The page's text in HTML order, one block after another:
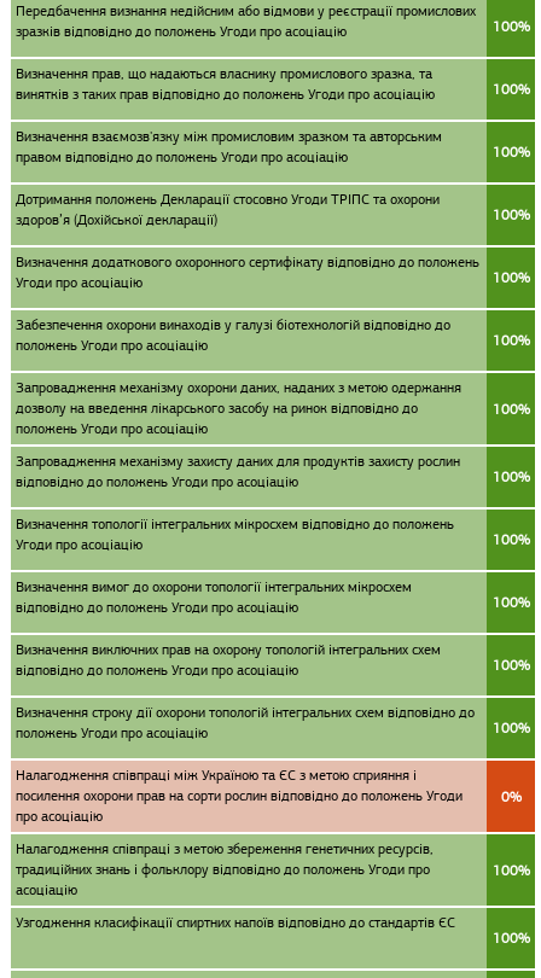
Передбачення визнання недійсним або відмови у реєстрації промислових
зразків відповідно до положень Угоди про асоціацію
100%
Визначення прав, що надаються власнику промислового зразка, та
винятків з таких прав відповідно до положень Угоди про асоціацію
100%
Визначення взаємозв'язку між промисловим зразком та авторським
правом відповідно до положень Угоди про асоціацію
100%
Дотримання положень Декларації стосовно Угоди ТРІПС та охорони
здоров’я (Дохійської декларації)
100%
Визначення додаткового охоронного сертифікату відповідно до положень
Угоди про асоціацію
100%
Забезпечення охорони винаходів у галузі біотехнологій відповідно до
положень Угоди про асоціацію
100%
Запровадження механізму охорони даних, наданих з метою одержання
дозволу на введення лікарського засобу на ринок відповідно до
положень Угоди про асоціацію
100%
Запровадження механізму захисту даних для продуктів захисту рослин
відповідно до положень Угоди про асоціацію
100%
Визначення топології інтегральних мікросхем відповідно до положень
Угоди про асоціацію
100%
Визначення вимог до охорони топології інтегральних мікросхем
відповідно до положень Угоди про асоціацію
100%
Визначення виключних прав на охорону топологій інтегральних схем
відповідно до положень Угоди про асоціацію
100%
Визначення строку дії охорони топологій інтегральних схем відповідно до
положень Угоди про асоціацію
100%
Налагодження співпраці між Україною та ЄС з метою сприяння і
посилення охорони прав на сорти рослин відповідно до положень Угоди
про асоціацію
0%
Налагодження співпраці з метою збереження генетичних ресурсів,
традиційних знань і фольклору відповідно до положень Угоди про
асоціацію
100%
Узгодження класифікації спиртних напоїв відповідно до стандартів ЄС
100%